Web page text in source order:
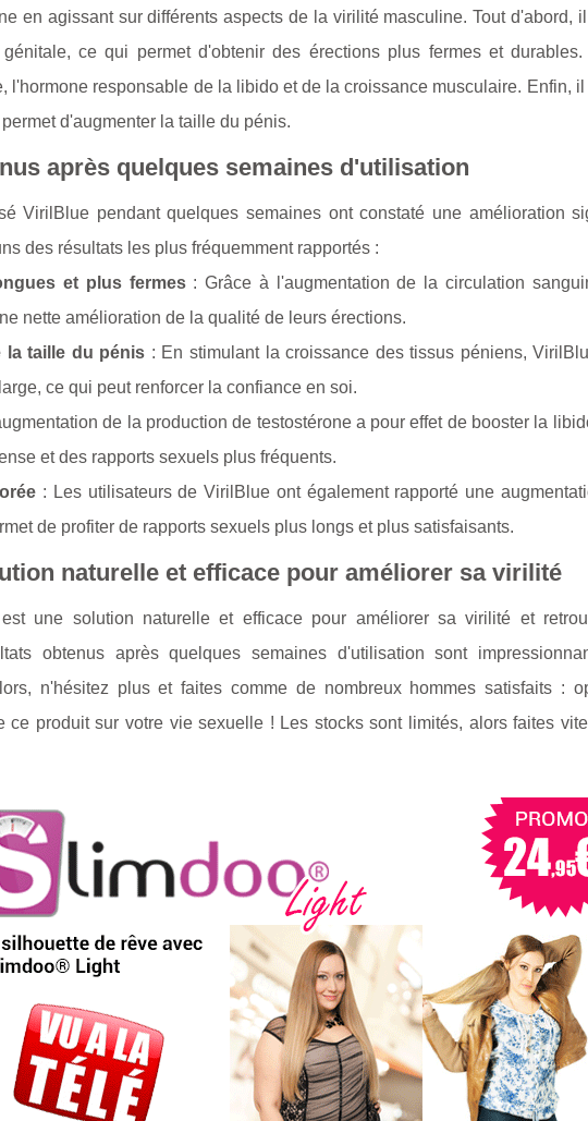
en agissant sur différents aspects de la virilité masculine. Tout d'abord,
ce qui permet d'obtenir des érections plus fermes et
l'hormone responsable de la libido et de la croissance musculaire. Enfin,
d'augmenter la taille du pénis.
après quelques semaines d'utilisation
VirilBlue pendant quelques semaines ont constaté une amélioration
des résultats les plus fréquemment rapportés :
et plus fermes: Grâce à l'augmentation de la circulation
nette amélioration de la qualité de leurs érections.
la taille du pénis : En stimulant la croissance des tissus péniens,
ce qui peut renforcer la confiance en soi.
de la production de testostérone a pour effet de booster la
et des rapports sexuels plus fréquents.
: Les utilisateurs de VirilBlue ont également rapporté une
de profiter de rapports sexuels plus longs et plus satisfaisants.
naturelle et efficace pour améliorer sa virilité
une solution naturelle et efficace pour améliorer sa virilité et
obtenus après quelques semaines d'utilisation sont
n'hésitez plus et faites comme de nombreux hommes satisfaits :
ce produit sur votre vie sexuelle ! Les stocks sont limités, alors faites